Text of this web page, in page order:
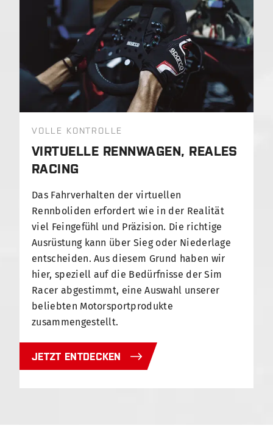
VOLLE KONTROLLE
VIRTUELLE RENNWAGEN, REALES
RACING
Das Fahrverhalten der virtuellen
Rennboliden erfordert wie in der Realität
viel Feingefühl und Präzision. Die richtige
Ausrüstung kann über Sieg oder Niederlage
entscheiden. Aus diesem Grund haben wir
hier, speziell auf die Bedürfnisse der Sim
Racer abgestimmt, eine Auswahl unserer
beliebten Motorsportprodukte
zusammengestellt.
JETZT ENTDECKEN